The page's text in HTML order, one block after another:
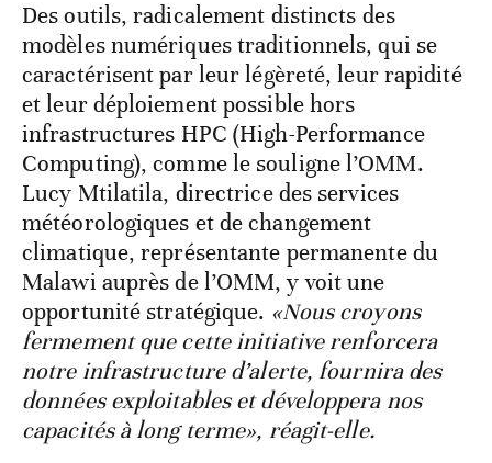
Des outils, radicalement distincts des
modèles numériques traditionnels, qui se
caractérisent par leur légèreté, leur rapidité
et leur déploiement possible hors
infrastructures HPC (High-Performance
Computing), comme le souligne l’OMM.
Lucy Mtilatila, directrice des services
météorologiques et de changement
climatique, représentante permanente du
Malawi auprès de l’OMM, y voit une
opportunité stratégique. «Nous croyons
fermement que cette initiative renforcera
notre infrastructure d’alerte, fournira des
données exploitables et développera nos
capacités à long terme», réagit-elle.